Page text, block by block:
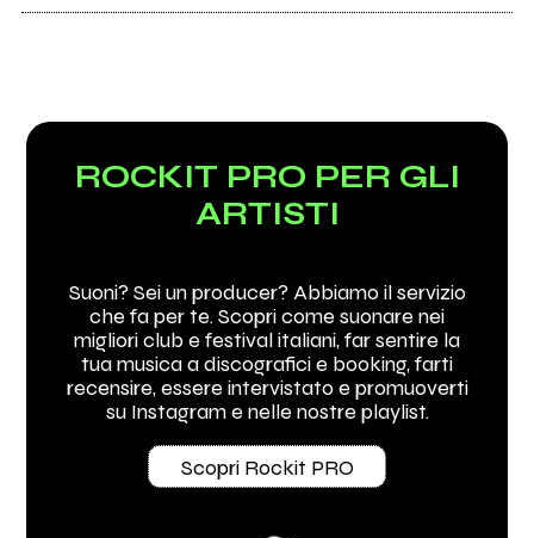
ROCKIT PRO PER GLI
ARTISTI
Suoni? Sei un producer? Abbiamo il servizio
che fa per te. Scopri come suonare nei
migliori club e festival italiani, far sentire la
tua musica a discografici e booking, farti
recensire, essere intervistato e promuoverti
su Instagram e nelle nostre playlist.
Scopri Rockit PRO